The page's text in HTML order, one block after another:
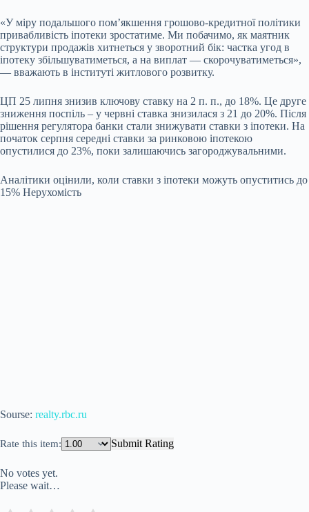
«У міру подальшого пом’якшення грошово-кредитної політики
привабливість іпотеки зростатиме. Ми побачимо, як маятник
структури продажів хитнеться у зворотний бік: частка угод в
іпотеку збільшуватиметься, а на виплат — скорочуватиметься»,
— вважають в інституті житлового розвитку.
ЦП 25 липня знизив ключову ставку на 2 п. п., до 18%. Це друге
зниження поспіль – у червні ставка знизилася з 21 до 20%. Після
рішення регулятора банки стали знижувати ставки з іпотеки. На
початок серпня середні ставки за ринковою іпотекою
опустилися до 23%, поки залишаючись загороджувальними.
Аналітики оцінили, коли ставки з іпотеки можуть опуститись до
15% Нерухомість
Sourse: realty.rbc.ru
Rate this item: Submit Rating
No votes yet.
Please wait…